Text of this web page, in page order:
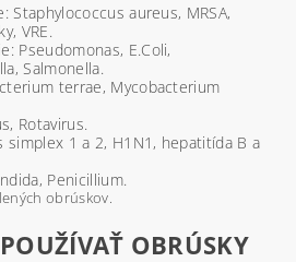
Staphylococcus aureus, MRSA,
VRE.
Pseudomonas, E.Coli,
Salmonella.
terrae, Mycobacterium
Rotavirus.
simplex 1 a 2, H1N1, hepatitída B a
Penicillium.
obrúskov.
OBRÚSKY